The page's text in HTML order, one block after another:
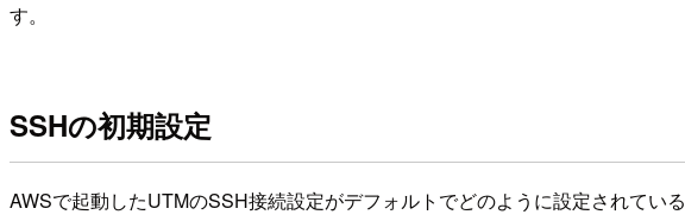
す。
SSHの初期設定
AWSで起動したUTMのSSH接続設定がデフォルトでどのように設定されて